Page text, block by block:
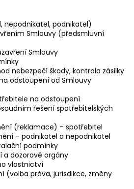
nepodnikatel, podnikatel)
Smlouvy (předsmluvní
Smlouvy
nebezpečí škody, kontrola zásilky
odstoupení od Smlouvy
na odstoupení
řešení spotřebitelských
(reklamace) – spotřebitel
– podnikatel a nepodnikatel
podmínky
a dozorové orgány
vlastnictví
(volba práva, jurisdikce, změny